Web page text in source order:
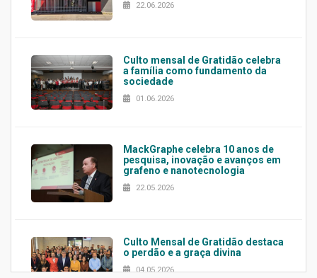
22.06.2026
Culto mensal de Gratidão celebra
a família como fundamento da
sociedade
01.06.2026
MackGraphe celebra 10 anos de
pesquisa, inovação e avanços em
grafeno e nanotecnologia
22.05.2026
Culto Mensal de Gratidão destaca
o perdão e a graça divina
04.05.2026